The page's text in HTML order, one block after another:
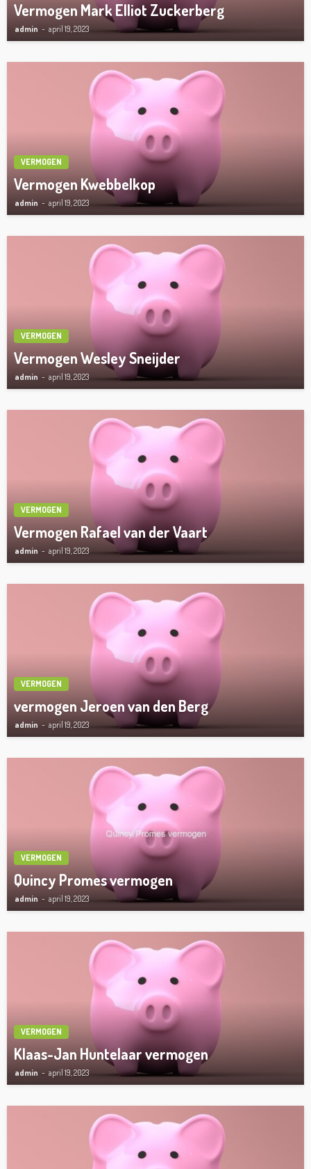
Vermogen Mark Elliot Zuckerberg
admin april 19, 2023
VERMOGEN
Vermogen Kwebbelkop
admin april 19, 2023
VERMOGEN
Vermogen Wesley Sneijder
admin april 19, 2023
VERMOGEN
Vermogen Rafael van der Vaart
admin april 19, 2023
VERMOGEN
vermogen Jeroen van den Berg
admin april 19, 2023
VERMOGEN
Quincy Promes vermogen
admin april 19, 2023
VERMOGEN
Klaas-Jan Huntelaar vermogen
admin april 19, 2023